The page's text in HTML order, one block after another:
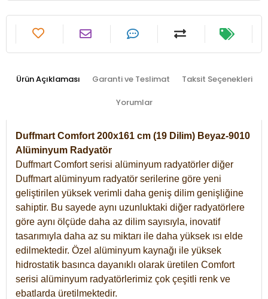
Ürün Açıklaması Garanti ve Teslimat Taksit Seçenekleri
Yorumlar
Duffmart Comfort 200x161 cm (19 Dilim) Beyaz-9010
Alüminyum Radyatör
Duffmart Comfort serisi alüminyum radyatörler diğer
Duffmart alüminyum radyatör serilerine göre yeni
geliştirilen yüksek verimli daha geniş dilim genişliğine
sahiptir. Bu sayede aynı uzunluktaki diğer radyatörlere
göre aynı ölçüde daha az dilim sayısıyla, inovatif
tasarımıyla daha az su miktarı ile daha yüksek ısı elde
edilmektedir. Özel alüminyum kaynağı ile yüksek
hidrostatik basınca dayanıklı olarak üretilen Comfort
serisi alüminyum radyatörlerimiz çok çeşitli renk ve
ebatlarda üretilmektedir.